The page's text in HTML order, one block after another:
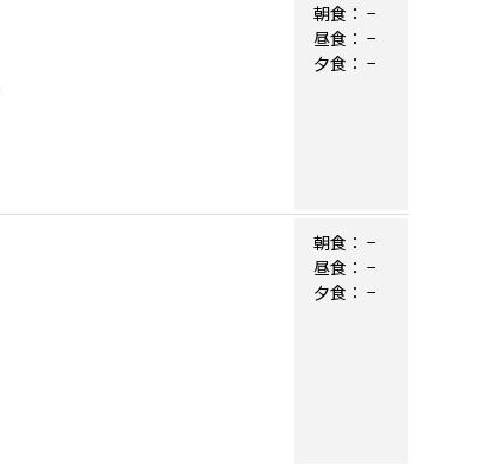
朝食： −
昼食： −
夕食： −
朝食： −
昼食： −
夕食： −